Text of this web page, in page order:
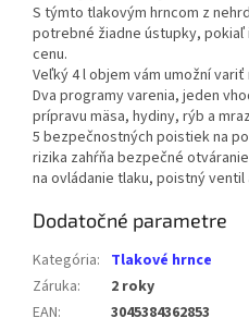
S týmto tlakovým hrncom z
potrebné žiadne ústupky,
cenu.
Veľký 4 l objem vám umožní
Dva programy varenia, jeden
prípravu mäsa, hydiny, rýb a
5 bezpečnostných poistiek na
rizika zahŕňa bezpečné
na ovládanie tlaku, poistný
Dodatočné parametre
Kategória: Tlakové hrnce
Záruka:
2 roky
EAN: 3045384362853